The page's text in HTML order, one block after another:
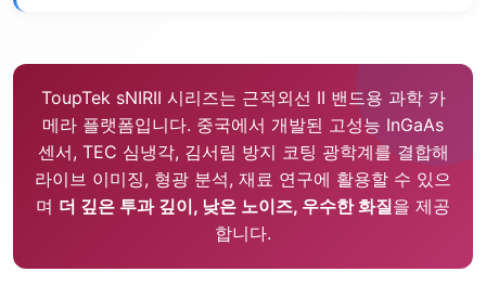
ToupTek sNIRII 시리즈는 근적외선 II 밴드용 과학 카
메라 플랫폼입니다. 중국에서 개발된 고성능 InGaAs
센서, TEC 심냉각, 김서림 방지 코팅 광학계를 결합해
라이브 이미징, 형광 분석, 재료 연구에 활용할 수 있으
며 더 깊은 투과 깊이, 낮은 노이즈, 우수한 화질을 제공
합니다.